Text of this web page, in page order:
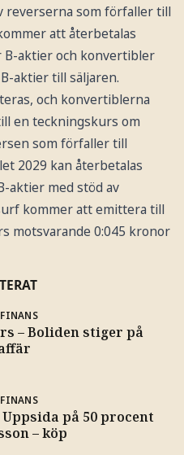
reverserna som förfaller till
att återbetalas
aktier och konvertibler
aktier till säljaren.
och konvertiblerna
en teckningskurs om
som förfaller till
2029 kan återbetalas
aktier med stöd av
kommer att emittera till
motsvarande 0:045 kronor
– Boliden stiger på
på 50 procent
– köp